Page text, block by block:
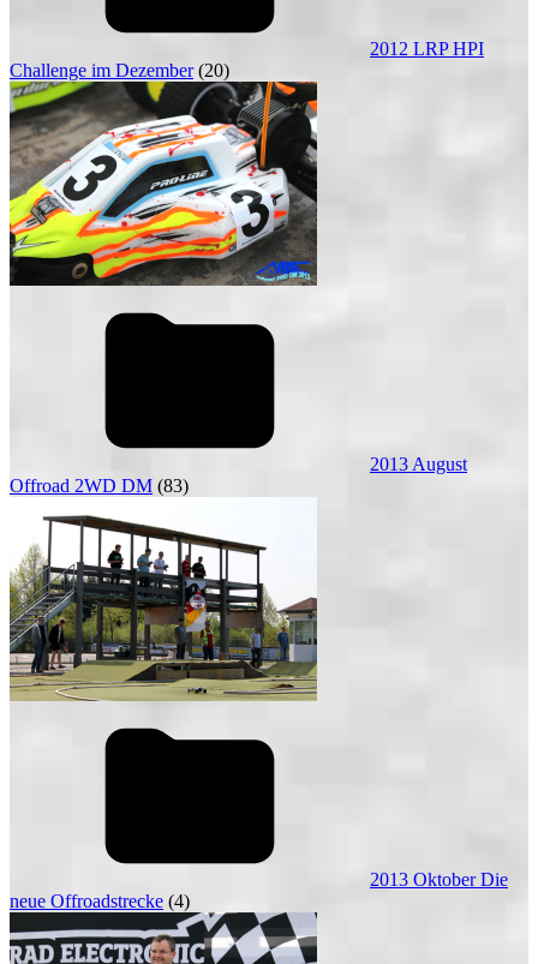
2012 LRP HPI
Challenge im Dezember (20)
2013 August
Offroad 2WD DM (83)
2013 Oktober Die
neue Offroadstrecke (4)